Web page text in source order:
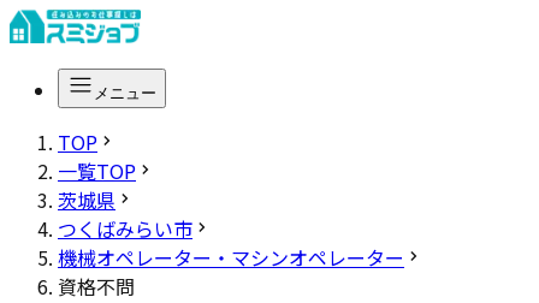
メニュー
TOP
一覧TOP
茨城県
つくばみらい市
機械オペレーター・マシンオペレーター
資格不問